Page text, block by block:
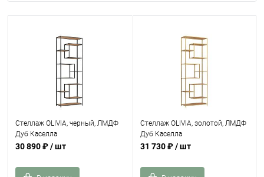
Стеллаж OLIVIA, черный, ЛМДФ
Дуб Каселла
30 890 ₽/ шт
Стеллаж OLIVIA, золотой, ЛМДФ
Дуб Каселла
31 730 ₽/ шт